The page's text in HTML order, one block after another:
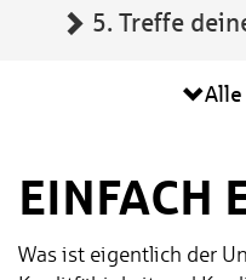
5. Treffe
EINFACH
Was ist eigentlich der